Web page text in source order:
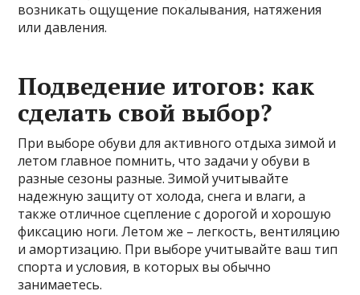
возникать ощущение покалывания, натяжения
или давления.
Подведение итогов: как
сделать свой выбор?
При выборе обуви для активного отдыха зимой и
летом главное помнить, что задачи у обуви в
разные сезоны разные. Зимой учитывайте
надежную защиту от холода, снега и влаги, а
также отличное сцепление с дорогой и хорошую
фиксацию ноги. Летом же – легкость, вентиляцию
и амортизацию. При выборе учитывайте ваш тип
спорта и условия, в которых вы обычно
занимаетесь.